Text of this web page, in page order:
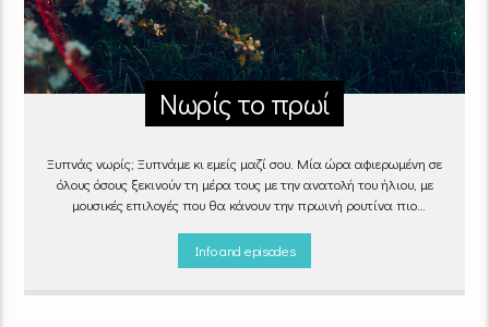
Νωρίς το πρωί
Ξυπνάς νωρίς; Ξυπνάμε κι εμείς μαζί σου. Μία ώρα αφιερωμένη σε
όλους όσους ξεκινούν τη μέρα τους με την ανατολή του ήλιου, με
μουσικές επιλογές που θα κάνουν την πρωινή ρουτίνα πιο
06:00 - 07:00 στον Empneusi 107 FM
Info and episodes